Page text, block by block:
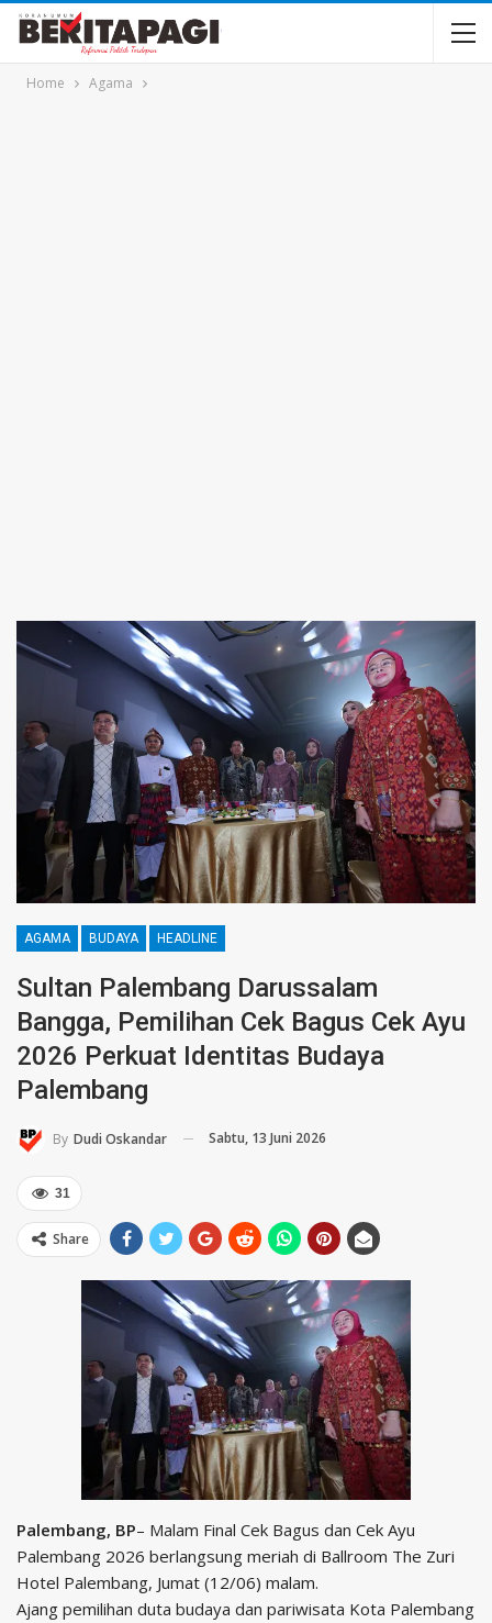
Home Agama
AGAMA BUDAYA HEADLINE
Sultan Palembang Darussalam
Bangga, Pemilihan Cek Bagus Cek Ayu
2026 Perkuat Identitas Budaya
Palembang
By Dudi Oskandar Sabtu, 13 Juni 2026
31
Share
Palembang, BP– Malam Final Cek Bagus dan Cek Ayu
Palembang 2026 berlangsung meriah di Ballroom The Zuri
Hotel Palembang, Jumat (12/06) malam.
Ajang pemilihan duta budaya dan pariwisata Kota Palembang